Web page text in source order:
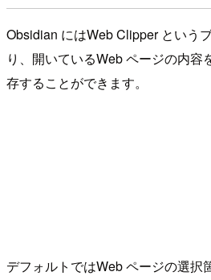
Obsidian にはWeb Clipper という
り、開いているWeb ページの内容
存することができます。
デフォルトではWeb ページの選択